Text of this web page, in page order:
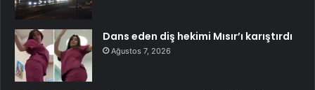
Dans eden diş hekimi Mısır’ı karıştırdı
Ağustos 7, 2026